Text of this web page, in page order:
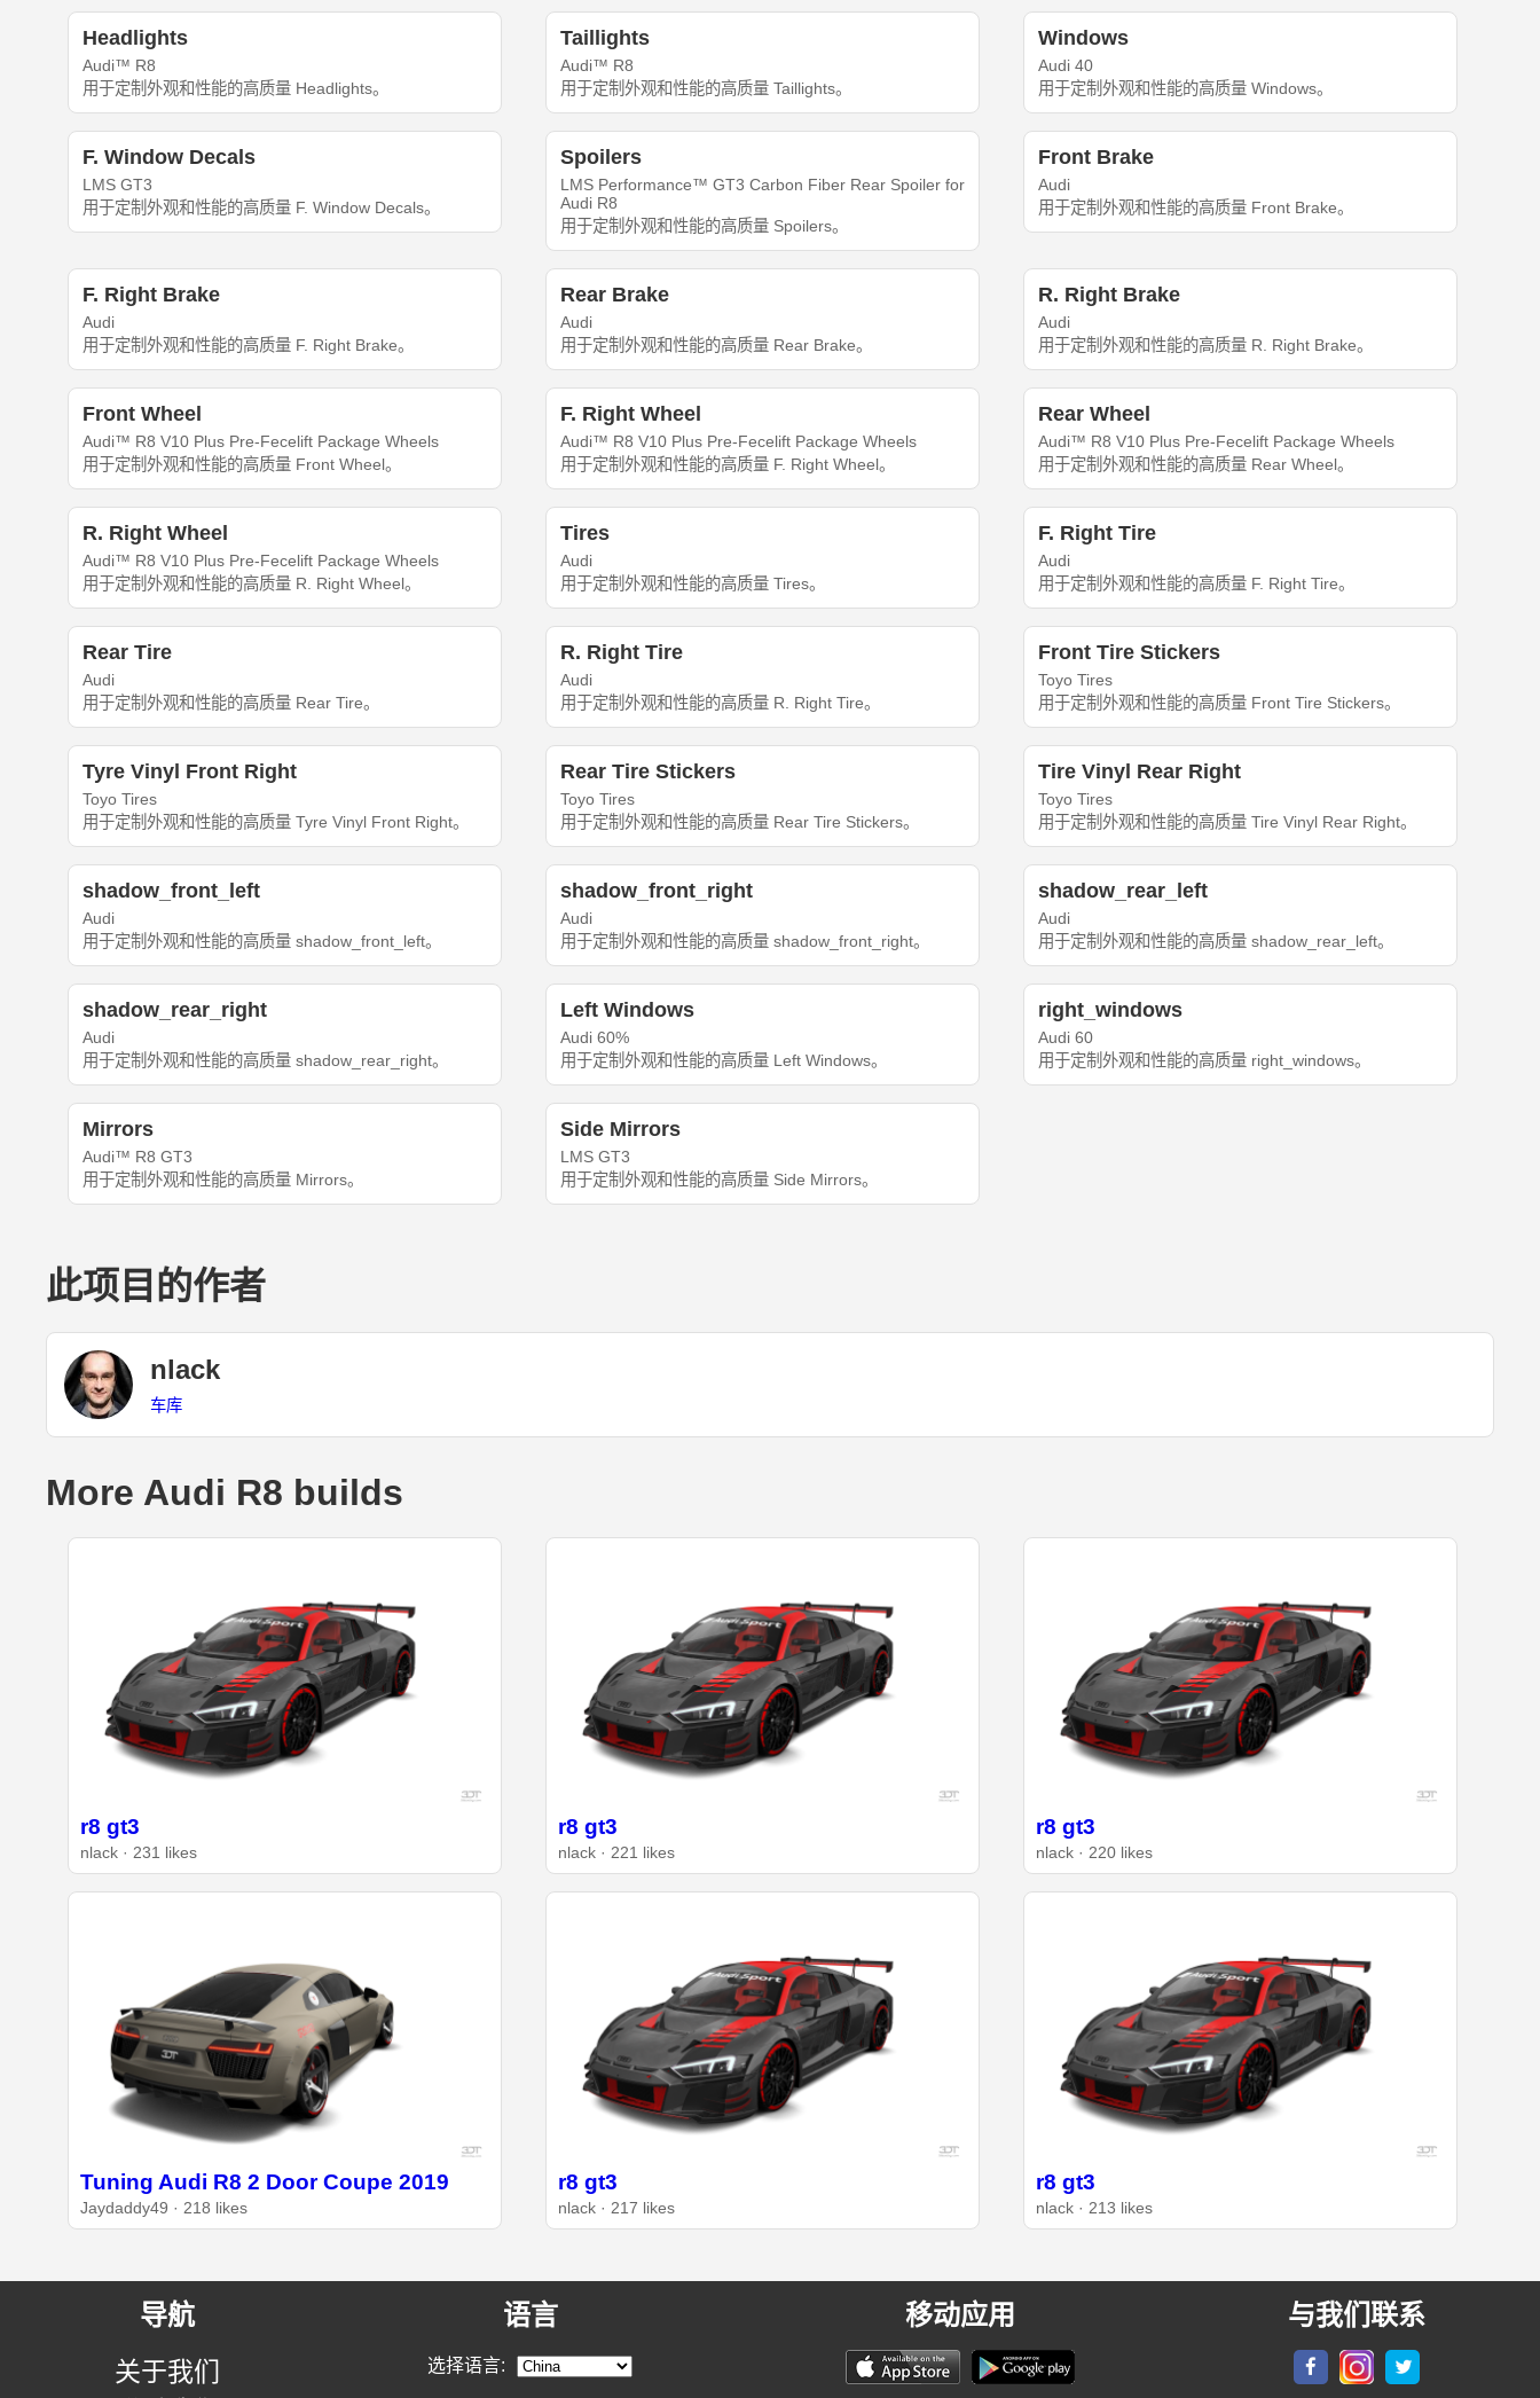
Headlights
Audi™ R8
用于定制外观和性能的高质量 Headlights。
Taillights
Audi™ R8
用于定制外观和性能的高质量 Taillights。
Windows
Audi 40
用于定制外观和性能的高质量 Windows。
F. Window Decals
LMS GT3
用于定制外观和性能的高质量 F. Window Decals。
Spoilers
LMS Performance™ GT3 Carbon Fiber Rear Spoiler for
Audi R8
用于定制外观和性能的高质量 Spoilers。
Front Brake
Audi
用于定制外观和性能的高质量 Front Brake。
F. Right Brake
Audi
用于定制外观和性能的高质量 F. Right Brake。
Rear Brake
Audi
用于定制外观和性能的高质量 Rear Brake。
R. Right Brake
Audi
用于定制外观和性能的高质量 R. Right Brake。
Front Wheel
Audi™ R8 V10 Plus Pre-Fecelift Package Wheels
用于定制外观和性能的高质量 Front Wheel。
F. Right Wheel
Audi™ R8 V10 Plus Pre-Fecelift Package Wheels
用于定制外观和性能的高质量 F. Right Wheel。
Rear Wheel
Audi™ R8 V10 Plus Pre-Fecelift Package Wheels
用于定制外观和性能的高质量 Rear Wheel。
R. Right Wheel
Audi™ R8 V10 Plus Pre-Fecelift Package Wheels
用于定制外观和性能的高质量 R. Right Wheel。
Tires
Audi
用于定制外观和性能的高质量 Tires。
F. Right Tire
Audi
用于定制外观和性能的高质量 F. Right Tire。
Rear Tire
Audi
用于定制外观和性能的高质量 Rear Tire。
R. Right Tire
Audi
用于定制外观和性能的高质量 R. Right Tire。
Front Tire Stickers
Toyo Tires
用于定制外观和性能的高质量 Front Tire Stickers。
Tyre Vinyl Front Right
Toyo Tires
用于定制外观和性能的高质量 Tyre Vinyl Front Right。
Rear Tire Stickers
Toyo Tires
用于定制外观和性能的高质量 Rear Tire Stickers。
Tire Vinyl Rear Right
Toyo Tires
用于定制外观和性能的高质量 Tire Vinyl Rear Right。
shadow_front_left
Audi
用于定制外观和性能的高质量 shadow_front_left。
shadow_front_right
Audi
用于定制外观和性能的高质量 shadow_front_right。
shadow_rear_left
Audi
用于定制外观和性能的高质量 shadow_rear_left。
shadow_rear_right
Audi
用于定制外观和性能的高质量 shadow_rear_right。
Left Windows
Audi 60%
用于定制外观和性能的高质量 Left Windows。
right_windows
Audi 60
用于定制外观和性能的高质量 right_windows。
Mirrors
Audi™ R8 GT3
用于定制外观和性能的高质量 Mirrors。
Side Mirrors
LMS GT3
用于定制外观和性能的高质量 Side Mirrors。
此项目的作者
nlack
车库
More Audi R8 builds
r8 gt3
nlack · 231 likes
r8 gt3
nlack · 221 likes
r8 gt3
nlack · 220 likes
Tuning Audi R8 2 Door Coupe 2019
Jaydaddy49 · 218 likes
r8 gt3
nlack · 217 likes
r8 gt3
nlack · 213 likes
导航
关于我们
语言
选择语言:
移动应用 与我们联系